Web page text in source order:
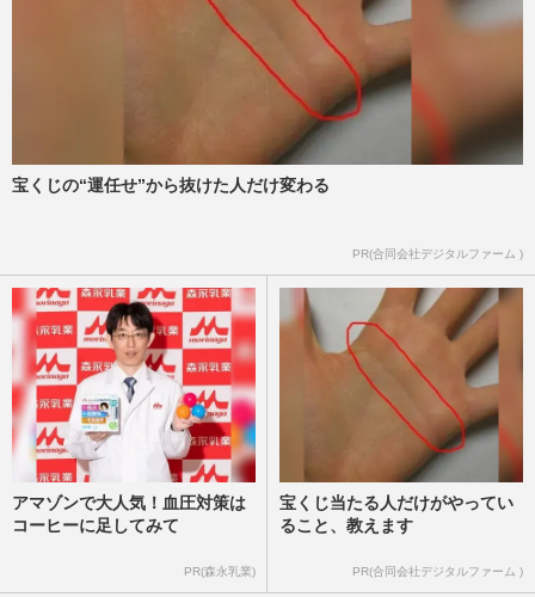
宝くじの“運任せ”から抜けた人だけ変わる
PR(合同会社デジタルファーム )
アマゾンで大人気！血圧対策は
コーヒーに足してみて
PR(森永乳業)
宝くじ当たる人だけがやってい
ること、教えます
PR(合同会社デジタルファーム )